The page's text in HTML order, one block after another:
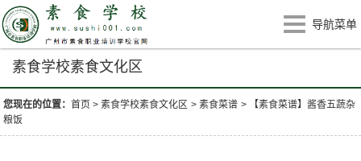
导航菜单
素食学校素食文化区
您现在的位置：首页 >素食学校素食文化区 >素食菜谱 >
【素食菜谱】酱香五蔬杂
粮饭